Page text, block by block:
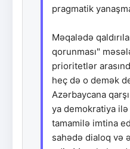
pragmatik
Məqalədə
qorunması"
prioritetlər
heç də o demək
Azərbaycana
ya demokratiya
tamamilə imtina
sahədə dialoq və